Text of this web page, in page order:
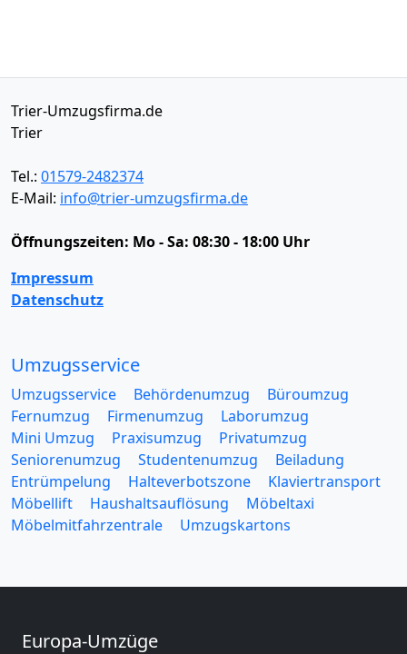
Trier-Umzugsfirma.de
Trier
Tel.: 01579-2482374
E-Mail: info@trier-umzugsfirma.de
Öffnungszeiten: Mo - Sa: 08:30 - 18:00 Uhr
Impressum
Datenschutz
Umzugsservice
Umzugsservice Behördenumzug
Büroumzug
Fernumzug
Firmenumzug
Laborumzug
Mini Umzug
Praxisumzug
Privatumzug
Seniorenumzug
Studentenumzug
Beiladung
Entrümpelung
Halteverbotszone
Klaviertransport
Möbellift
Haushaltsauflösung
Möbeltaxi
Möbelmitfahrzentrale
Umzugskartons
Europa-Umzüge